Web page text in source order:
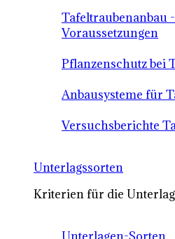
Tafeltraubenanbau
Voraussetzungen
Pflanzenschutz bei
Anbausysteme für
Versuchsberichte
Unterlagssorten
Kriterien für die